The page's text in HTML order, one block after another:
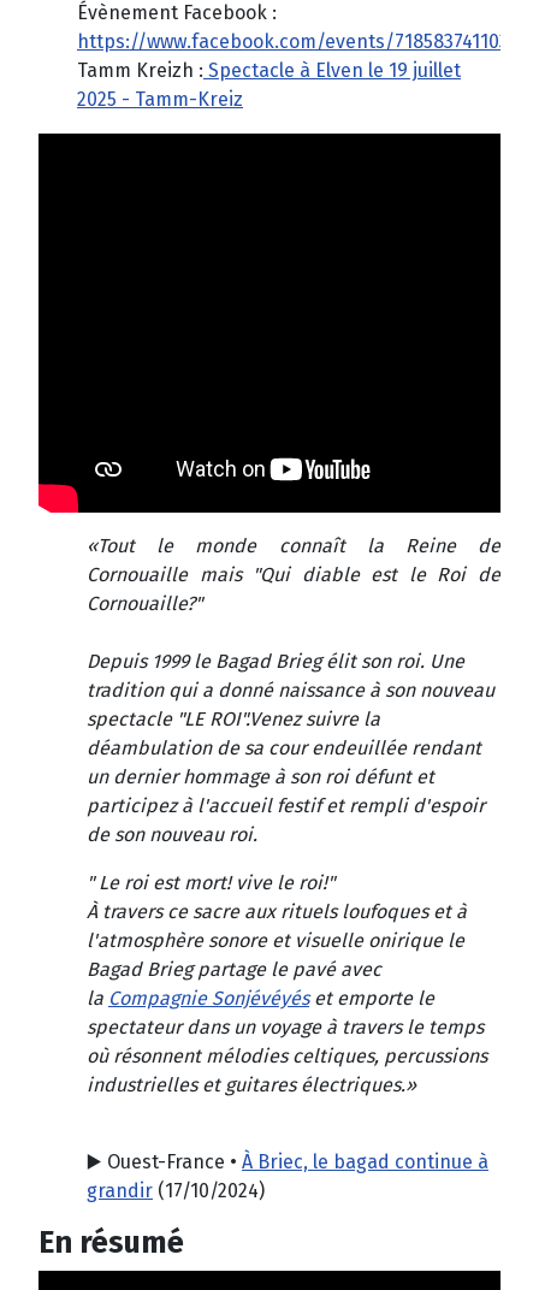
Évènement Facebook :
https://www.facebook.com/events/
Tamm Kreizh : Spectacle à Elven le 19 juillet
2025 - Tamm-Kreiz
«Tout le monde connaît la Reine de
Cornouaille mais "Qui diable est le Roi de
Cornouaille?"
Depuis 1999 le Bagad Brieg élit son roi. Une
tradition qui a donné naissance à son nouveau
spectacle "LE ROI".Venez suivre la
déambulation de sa cour endeuillée rendant
un dernier hommage à son roi défunt et
participez à l'accueil festif et rempli d'espoir
de son nouveau roi.
" Le roi est mort! vive le roi!"
À travers ce sacre aux rituels loufoques et à
l'atmosphère sonore et visuelle onirique le
Bagad Brieg partage le pavé avec
la Compagnie Sonjévéyéset emporte le
spectateur dans un voyage à travers le temps
où résonnent mélodies celtiques, percussions
industrielles et guitares électriques.»
▶️ Ouest-France • À Briec, le bagad continue à
grandir (17/10/2024)
En résumé